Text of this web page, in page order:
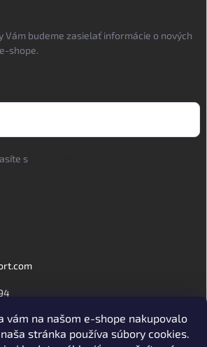
vám na našom e-shope nakupovalo
stránka používa súbory cookies.
Vám budeme zasielať informácie o nových
shope.
s
mevasportofficial